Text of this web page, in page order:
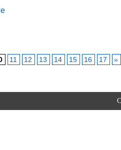
11 12 13 14 15 16 17
»